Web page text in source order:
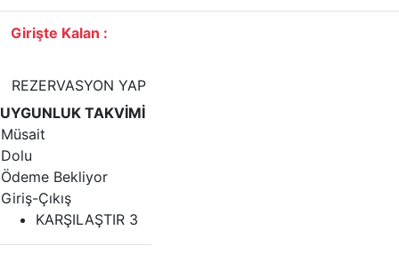
Girişte Kalan :
REZERVASYON YAP
UYGUNLUK TAKVİMİ
Müsait
Dolu
Ödeme Bekliyor
Giriş-Çıkış
KARŞILAŞTIR 3